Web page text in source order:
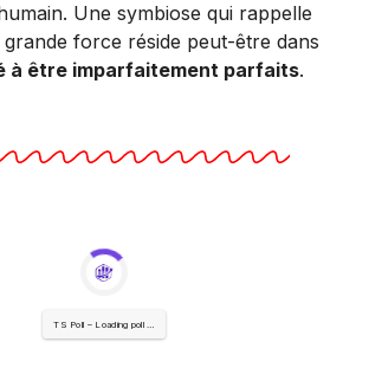
Une symbiose qui rappelle
force réside peut-être dans
à être imparfaitement parfaits.
TS Poll – Loading poll …